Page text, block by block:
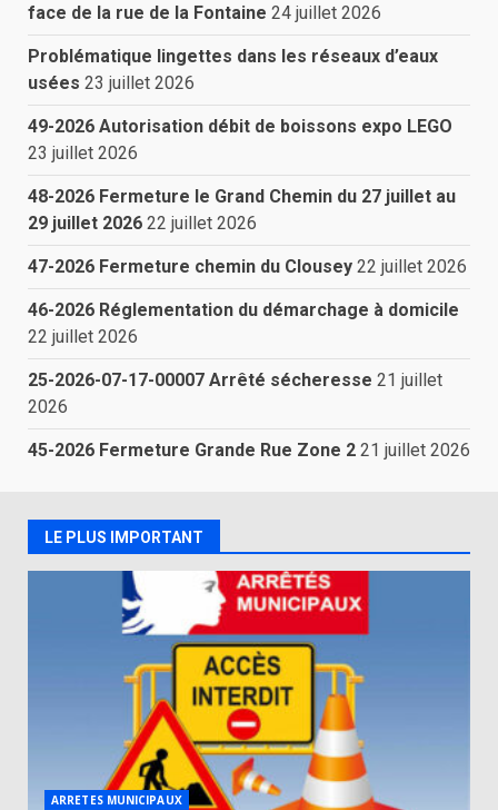
face de la rue de la Fontaine 24 juillet 2026
Problématique lingettes dans les réseaux d’eaux
usées 23 juillet 2026
49-2026 Autorisation débit de boissons expo LEGO
23 juillet 2026
48-2026 Fermeture le Grand Chemin du 27 juillet au
29 juillet 2026 22 juillet 2026
47-2026 Fermeture chemin du Clousey 22 juillet 2026
46-2026 Réglementation du démarchage à domicile
22 juillet 2026
25-2026-07-17-00007 Arrêté sécheresse 21 juillet
2026
45-2026 Fermeture Grande Rue Zone 2 21 juillet 2026
LE PLUS IMPORTANT
ARRETES MUNICIPAUX